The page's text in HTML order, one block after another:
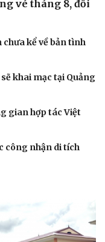
nghệ
vé tháng 8, đối
kể về bản tình
khai mạc tại Quảng
gian hợp tác Việt
công nhận di tích